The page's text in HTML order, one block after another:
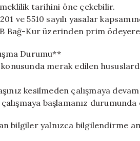
tarihini öne çekebilir.
ve 5510 sayılı yasalar
Bağ-Kur üzerinden prim
Durumu**
konusunda merak edilen
kesilmeden çalışmaya
başlamanız durumunda
bilgiler yalnızca bilgilendirme